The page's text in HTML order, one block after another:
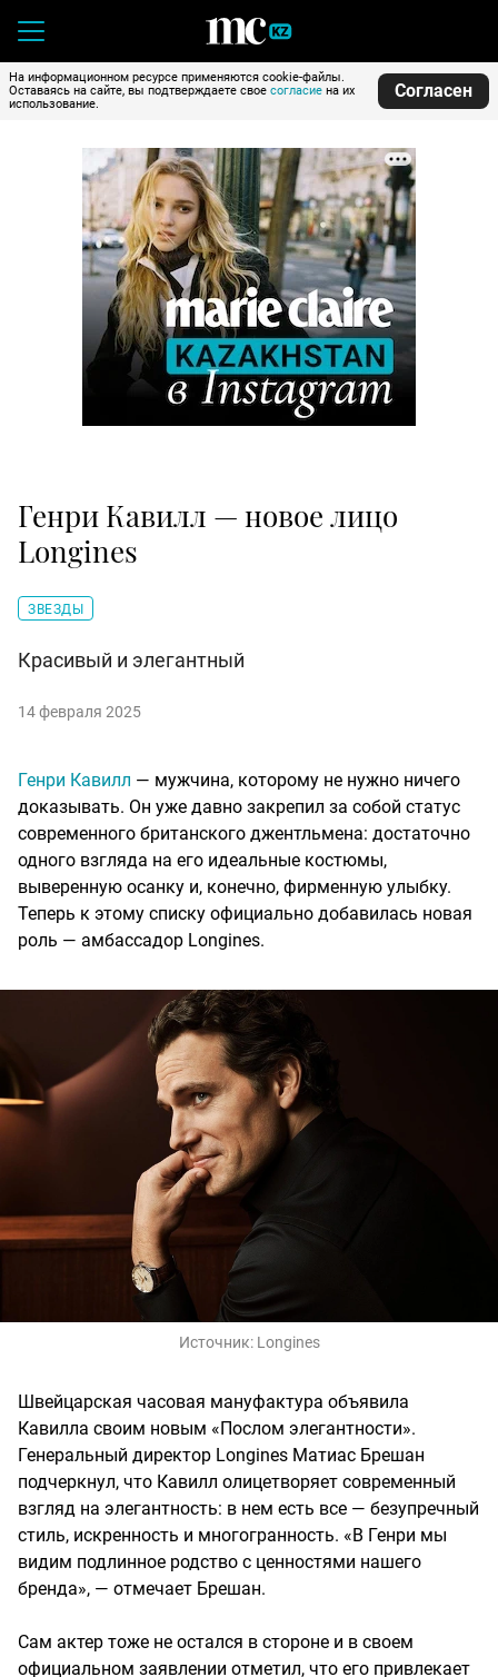
На информационном ресурсе применяются cookie-файлы.
Оставаясь на сайте, вы подтверждаете свое согласие на их
использование.
Согласен
Генри Кавилл — новое лицо
Longines
ЗВЕЗДЫ
Красивый и элегантный
14 февраля 2025
Генри Кавилл — мужчина, которому не нужно ничего
доказывать. Он уже давно закрепил за собой статус
современного британского джентльмена: достаточно
одного взгляда на его идеальные костюмы,
выверенную осанку и, конечно, фирменную улыбку.
Теперь к этому списку официально добавилась новая
роль — амбассадор Longines.
Источник: Longines
Швейцарская часовая мануфактура объявила
Кавилла своим новым «Послом элегантности».
Генеральный директор Longines Матиас Брешан
подчеркнул, что Кавилл олицетворяет современный
взгляд на элегантность: в нем есть все — безупречный
стиль, искренность и многогранность. «В Генри мы
видим подлинное родство с ценностями нашего
бренда», — отмечает Брешан.
Сам актер тоже не остался в стороне и в своем
официальном заявлении отметил, что его привлекает